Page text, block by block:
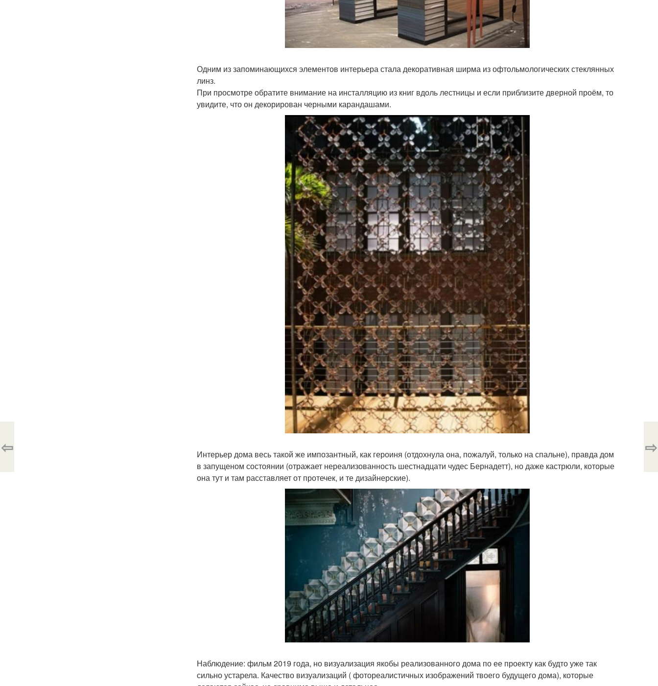
Одним из запоминающихся элементов интерьера стала декоративная ширма из офтольмологических стеклянных
линз.
При просмотре обратите внимание на инсталляцию из книг вдоль лестницы и если приблизите дверной проём, то
увидите, что он декорирован черными карандашами.
Интерьер дома весь такой же импозантный, как героиня (отдохнула она, пожалуй, только на спальне), правда дом
в запущеном состоянии (отражает нереализованность шестнадцати чудес Бернадетт), но даже кастрюли, которые
она тут и там расставляет от протечек, и те дизайнерские).
Наблюдение: фильм 2019 года, но визуализация якобы реализованного дома по ее проекту как будто уже так
сильно устарела. Качество визуализаций ( фотореалистичных изображений твоего будущего дома), которые
⇦ ⇨